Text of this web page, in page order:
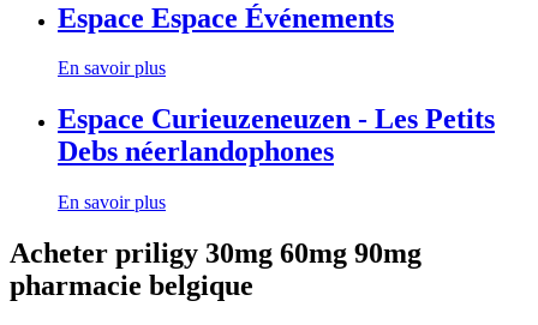
Espace Espace Événements
En savoir plus
Espace Curieuzeneuzen - Les Petits
Debs néerlandophones
En savoir plus
Acheter priligy 30mg 60mg 90mg
pharmacie belgique